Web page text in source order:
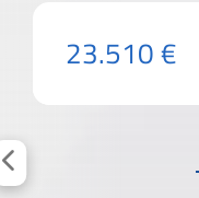
23.510 €